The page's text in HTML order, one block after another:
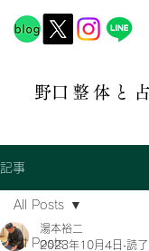
野口整体と
記事
All Posts
All Posts
湯本裕二
2023年10月4日 読